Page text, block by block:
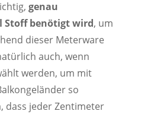
genau
Stoff benötigt wird, um
dieser Meterware
auch, wenn
werden, um mit
so
dass jeder Zentimeter